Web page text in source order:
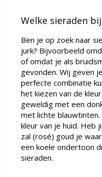
Welke sieraden
Ben je op zoek naar
jurk? Bijvoorbeeld
of omdat je als
gevonden. Wij geven
perfecte combinatie
het kiezen van de
geweldig met een
met lichte
kleur van je huid. Heb
zal (rosé) goud je
een koele ondertoon
sieraden.